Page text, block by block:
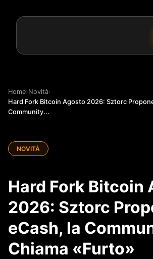
Home›Novità›
Hard Fork Bitcoin Agosto 2026: Sztorc
Community...
NOVITÀ
Hard Fork Bitcoin
2026: Sztorc
eCash, la
Chiama «Furto»